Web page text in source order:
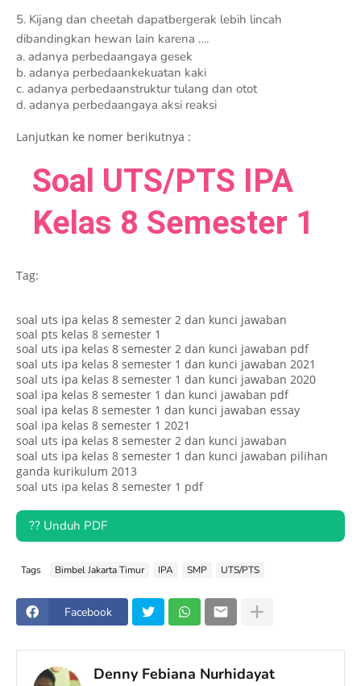
5. Kijang dan cheetah dapatbergerak lebih lincah
dibandingkan hewan lain karena ….
a. adanya perbedaangaya gesek
b. adanya perbedaankekuatan kaki
c. adanya perbedaanstruktur tulang dan otot
d. adanya perbedaangaya aksi reaksi
Lanjutkan ke nomer berikutnya :
Soal UTS/PTS IPA
Kelas 8 Semester 1
Tag:
soal uts ipa kelas 8 semester 2 dan kunci jawaban
soal pts kelas 8 semester 1
soal uts ipa kelas 8 semester 2 dan kunci jawaban pdf
soal uts ipa kelas 8 semester 1 dan kunci jawaban 2021
soal uts ipa kelas 8 semester 1 dan kunci jawaban 2020
soal ipa kelas 8 semester 1 dan kunci jawaban pdf
soal ipa kelas 8 semester 1 dan kunci jawaban essay
soal ipa kelas 8 semester 1 2021
soal uts ipa kelas 8 semester 2 dan kunci jawaban
soal uts ipa kelas 8 semester 1 dan kunci jawaban pilihan
ganda kurikulum 2013
soal uts ipa kelas 8 semester 1 pdf
?? Unduh PDF
Tags Bimbel Jakarta Timur IPA SMP UTS/PTS
Facebook
Denny Febiana Nurhidayat